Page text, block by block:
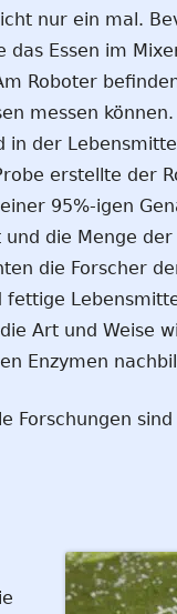
nur ein mal.
Essen im
Roboter
messen können.
in der
erstellte der
95%-igen
und die Menge
die Forscher
fettige
Art und Weise
Enzymen
Forschungen